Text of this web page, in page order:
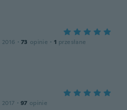
· 73 opinie · 1 przesłane
· 97 opinie